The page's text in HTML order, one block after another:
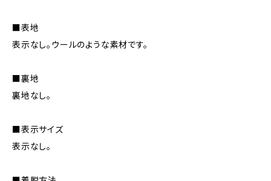
■表地
表示なし。ウールのような素材です。
■裏地
裏地なし。
■表示サイズ
表示なし。